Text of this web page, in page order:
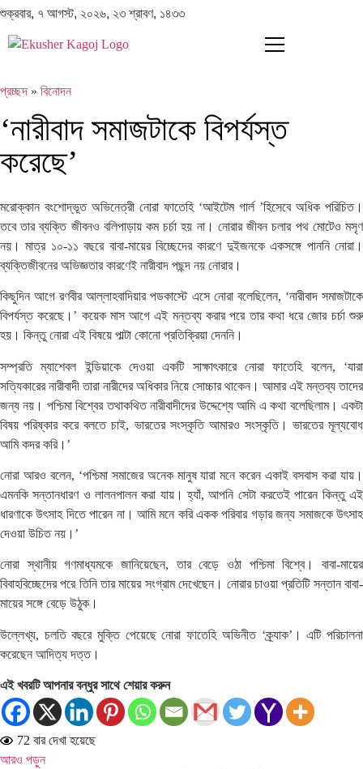
শুক্রবার, ৭ আগস্ট, ২০২৬, ২৩ শ্রাবণ, ১৪৩৩
প্রচ্ছদ » বিনোদন
‘নারীবাদ সমাজটাকে বিপর্যস্ত
করেছে’
মরোক্কান বংশোদ্ভূত অভিনেত্রী নোরা ফাতেহি ‘আইটেম গার্ল ’হিসেবে অধিক পরিচিত।
তবে তার ব্যক্তি জীবনও বলিপাড়ায় কম চর্চা হয় না। নোরার জীবন চলার পথ মোটেও মসৃণ
নয়। মাত্র ১০-১১ বছরে বাবা-মায়ের বিচ্ছেদের কারণে দুইজনকে একসঙ্গে পাননি নোরা।
ব্যক্তিজীবনের অভিজ্ঞতার কারণেই নারীবাদ পছন্দ নয় নোরার।
কিছুদিন আগে রণবীর আল্লাহবাদিয়ার পডকাস্টে এসে নোরা বলেছিলেন, ‘নারীবাদ সমাজটাকে
বিপর্যস্ত করেছে।’ কয়েক মাস আগে এই মন্তব্য করার পরে তার কথা ধরে জোর চর্চা শুরু
হয়। কিন্তু নোরা এই বিষয়ে পাল্টা কোনো প্রতিক্রিয়া দেননি।
সম্প্রতি ম্যাশেবল ইন্ডিয়াকে দেওয়া একটি সাক্ষাৎকারে নোরা ফাতেহি বলেন, ‘যারা
সত্যিকারের নারীবাদী তারা নারীদের অধিকার নিয়ে সোচ্চার থাকেন। আমার এই মন্তব্য তাদের
জন্য নয়। পশ্চিমা বিশ্বের তথাকথিত নারীবাদীদের উদ্দেশ্যে আমি এ কথা বলেছিলাম। একটা
বিষয় পরিষ্কার করে বলতে চাই, ভারতের সংস্কৃতি আমারও সংস্কৃতি। ভারতের মূল্যবোধ
আমি কদর করি।’
নোরা আরও বলেন, ‘পশ্চিমা সমাজের অনেক মানুষ যারা মনে করেন একাই বসবাস করা যায়।
এমনকি সন্তানধারণ ও লালনপালন করা যায়। হ্যাঁ, আপনি সেটা করতেই পারেন কিন্তু এই
ধারণাকে উৎসাহ দিতে পারেন না। আমি মনে করি একক পরিবার গড়ার জন্য সমাজকে উৎসাহ
দেওয়া উচিত নয়।’
নোরা স্থানীয় গণমাধ্যমকে জানিয়েছেন, তার বেড়ে ওঠা পশ্চিমা বিশ্বে। বাবা-মায়ের
বিবাহবিচ্ছেদের পরে তিনি তার মায়ের সংগ্রাম দেখেছেন। নোরার চাওয়া প্রতিটি সন্তান বাবা-
মায়ের সঙ্গে বেড়ে উঠুক।
উল্লেখ্য, চলতি বছরে মুক্তি পেয়েছে নোরা ফাতেহি অভিনীত ‘ক্র্যাক’। এটি পরিচালনা
করেছেন আদিত্য দত্ত।
এই খবরটি আপনার বন্ধুর সাথে শেয়ার করুন
72 বার দেখা হয়েছে
আরও পড়ুন